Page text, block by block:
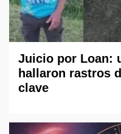
Juicio por Loan:
hallaron rastros
clave